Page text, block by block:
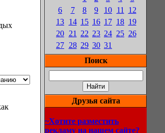
6
7 8 9 10 11
12
13 14 15 16 17 18 19
20 21 22 23 24 25 26
27 28 29 30 31
Поиск
Друзья сайта
~Хотите разместить
рекламу на нашем сайте?